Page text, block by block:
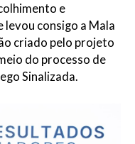
e
levou consigo a Mala
criado pelo projeto
do processo de
Sinalizada.